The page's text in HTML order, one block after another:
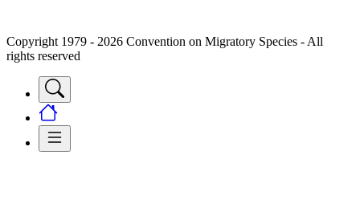
Copyright 1979 - 2026 Convention on Migratory Species - All
rights reserved